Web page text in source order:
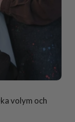
volym och